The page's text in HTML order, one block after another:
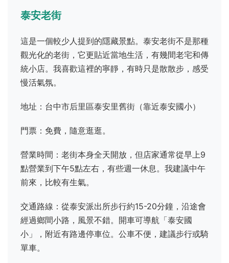
泰安老街
這是一個較少人提到的隱藏景點。泰安老街不是那種
觀光化的老街，它更貼近當地生活，有幾間老宅和傳
統小店。我喜歡這裡的寧靜，有時只是散散步，感受
慢活氣氛。
地址：台中市后里區泰安里舊街（靠近泰安國小）
門票：免費，隨意逛逛。
營業時間：老街本身全天開放，但店家通常從早上9
點營業到下午5點左右，有些週一休息。我建議中午
前來，比較有生氣。
交通路線：從泰安派出所步行約15-20分鐘，沿途會
經過鄉間小路，風景不錯。開車可導航「泰安國
小」，附近有路邊停車位。公車不便，建議步行或騎
單車。